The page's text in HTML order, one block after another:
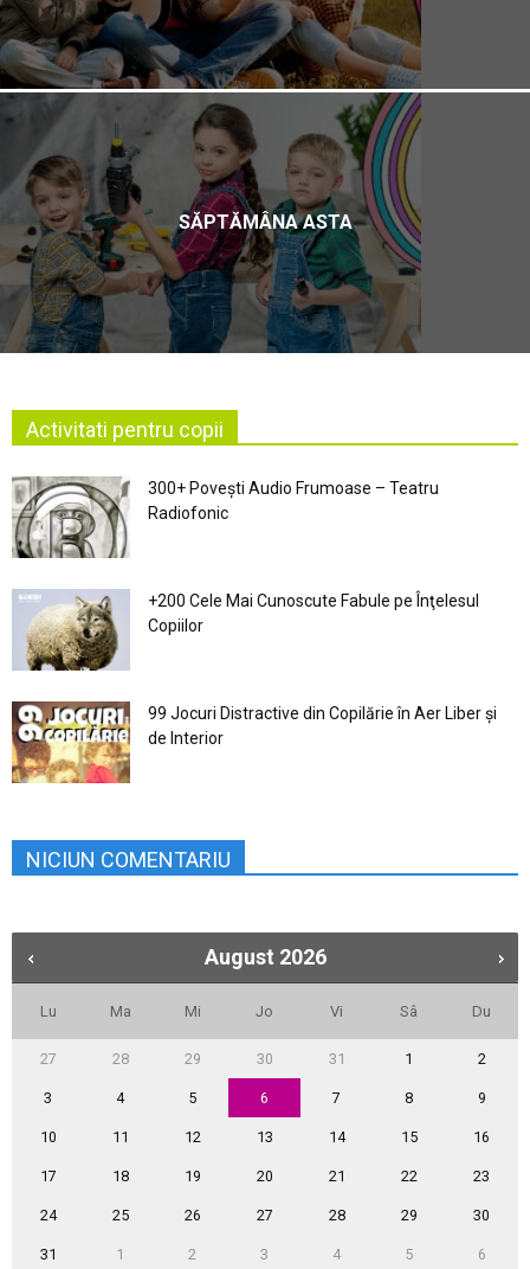
SĂPTĂMÂNA ASTA
Activitati pentru copii
300+ Povești Audio Frumoase – Teatru
Radiofonic
+200 Cele Mai Cunoscute Fabule pe Înţelesul
Copiilor
99 Jocuri Distractive din Copilărie în Aer Liber şi
de Interior
NICIUN COMENTARIU
August 2026
Lu Ma Mi Jo Vi Sâ Du
27 28 29 30 31 1 2
3 4 5 6 7 8 9
10 11 12 13 14 15 16
17 18 19 20 21 22 23
24 25 26 27 28 29 30
31 1 2 3 4 5 6